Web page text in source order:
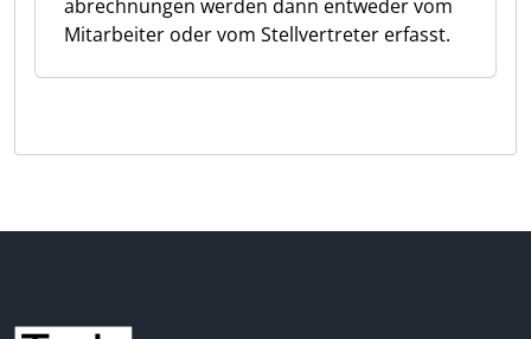
abrechnungen werden dann entweder vom
Mitarbeiter oder vom Stellvertreter erfasst.